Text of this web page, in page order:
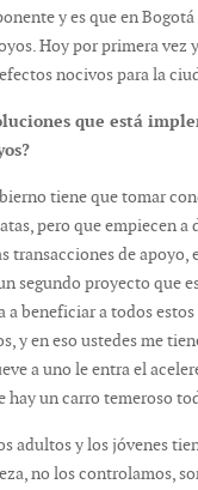
y es que en
Hoy por primera vez
nocivos para la
que está
tiene que tomar
pero que empiecen
transacciones de
segundo proyecto que
a beneficiar a todos
y en eso ustedes me
a uno le entra el
hay un carro temeroso
adultos y los jóvenes
no los controlamos,